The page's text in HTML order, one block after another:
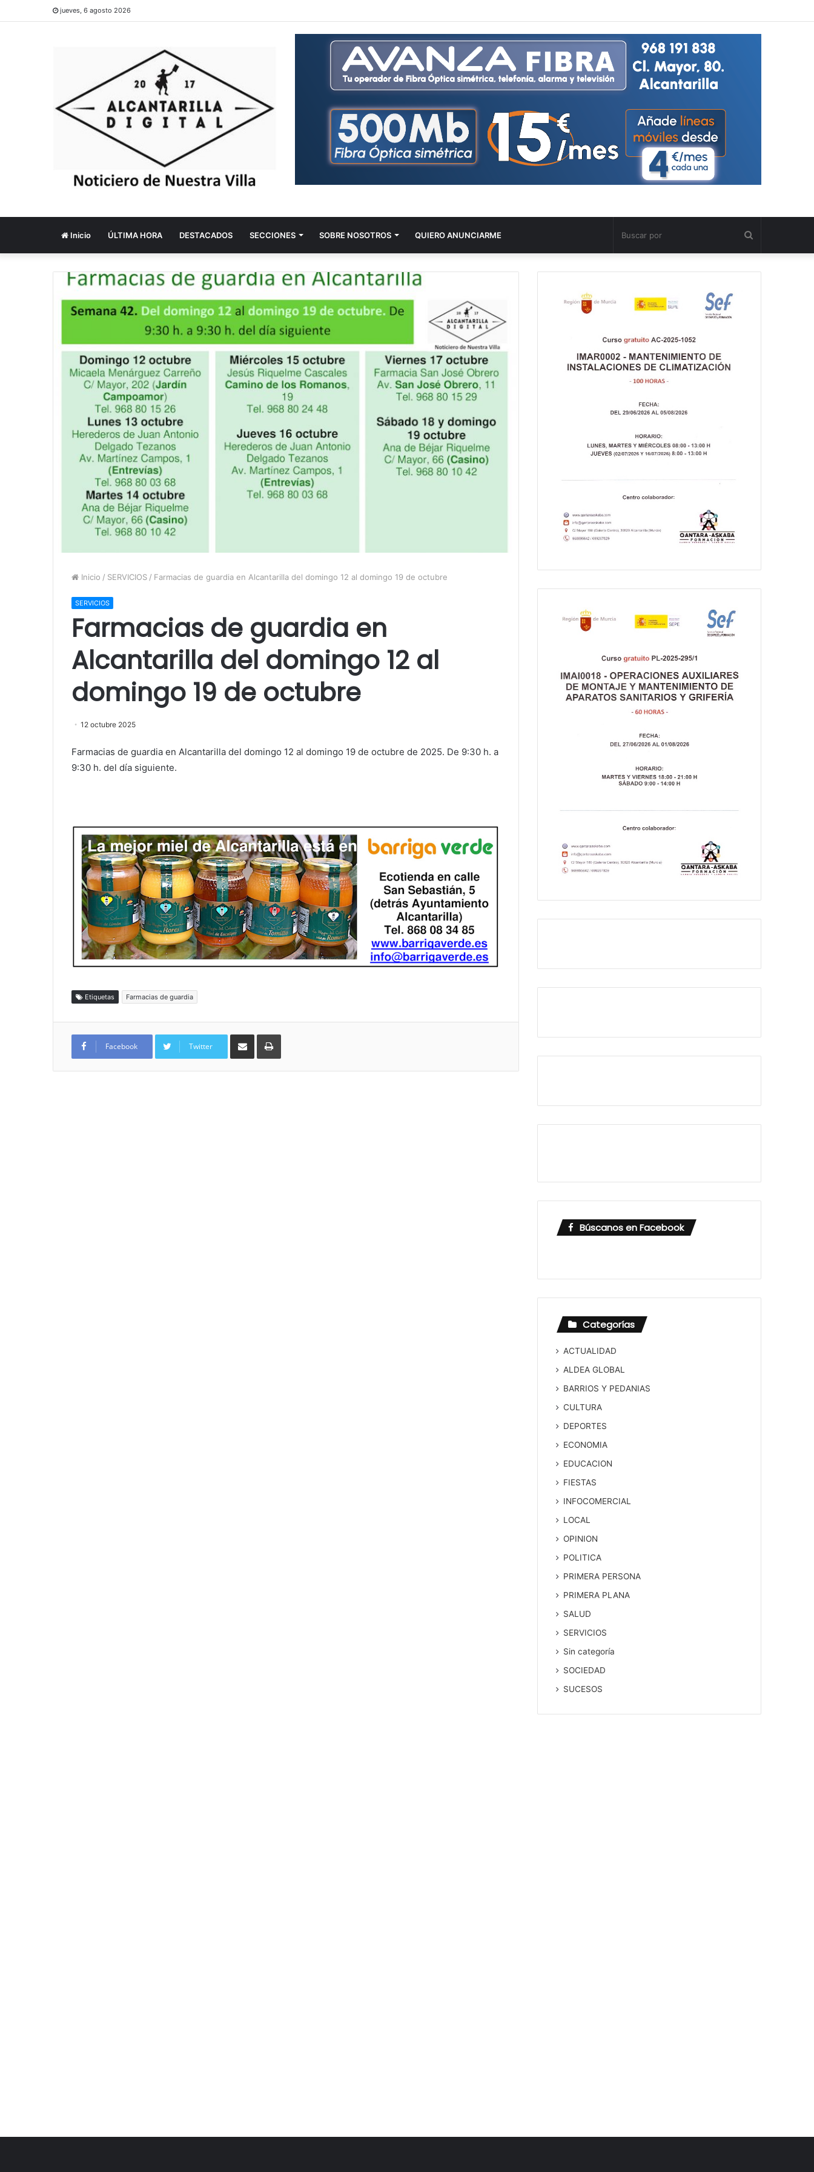
jueves, 6 agosto 2026
Inicio ÚLTIMA HORA DESTACADOS SECCIONES SOBRE NOSOTROS QUIERO ANUNCIARME
por
Inicio / SERVICIOS / Farmacias de guardia en Alcantarilla del domingo 12 al domingo 19 de octubre
SERVICIOS
Farmacias de guardia en
Alcantarilla del domingo 12 al
domingo 19 de octubre
12 octubre 2025
Farmacias de guardia en Alcantarilla del domingo 12 al domingo 19 de octubre de 2025. De 9:30 h. a
9:30 h. del día siguiente.
Etiquetas Farmacias de guardia
Facebook Twitter
Compartir por correo electrónicoImprimir
Búscanos en Facebook
Categorías
ACTUALIDAD
ALDEA GLOBAL
BARRIOS Y PEDANIAS
CULTURA
DEPORTES
ECONOMIA
EDUCACION
FIESTAS
INFOCOMERCIAL
LOCAL
OPINION
POLITICA
PRIMERA PERSONA
PRIMERA PLANA
SALUD
SERVICIOS
Sin categoría
SOCIEDAD
SUCESOS